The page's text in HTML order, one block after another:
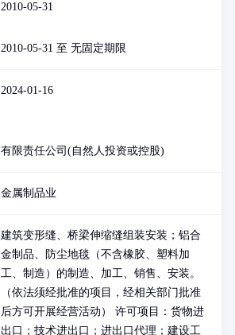
2010-05-31
2010-05-31 至 无固定期限
2024-01-16
有限责任公司(自然人投资或控股)
金属制品业
建筑变形缝、桥梁伸缩缝组装安装；铝合
金制品、防尘地毯（不含橡胶、塑料加
工、制造）的制造、加工、销售、安装。
（依法须经批准的项目，经相关部门批准
后方可开展经营活动） 许可项目：货物进
出口；技术进出口；进出口代理；建设工